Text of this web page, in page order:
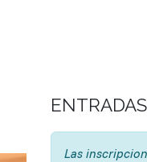
ENTRADAS
Las